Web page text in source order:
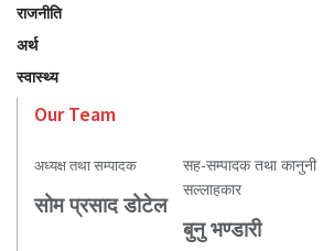
राजनीति
अर्थ
स्वास्थ्य
Our Team
अध्यक्ष तथा सम्पादक
सोम प्रसाद डोटेल
सह-सम्पादक तथा कानुनी
सल्लाहकार
बुनु भण्डारी